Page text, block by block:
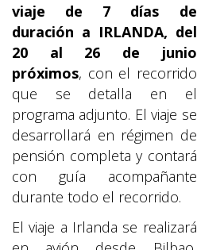
viaje de 7 días de
duración a IRLANDA, del
20 al 26 de junio
próximos, con el recorrido
que se detalla en el
programa adjunto. El viaje se
desarrollará en régimen de
pensión completa y contará
con guía acompañante
durante todo el recorrido.
El viaje a Irlanda se realizará